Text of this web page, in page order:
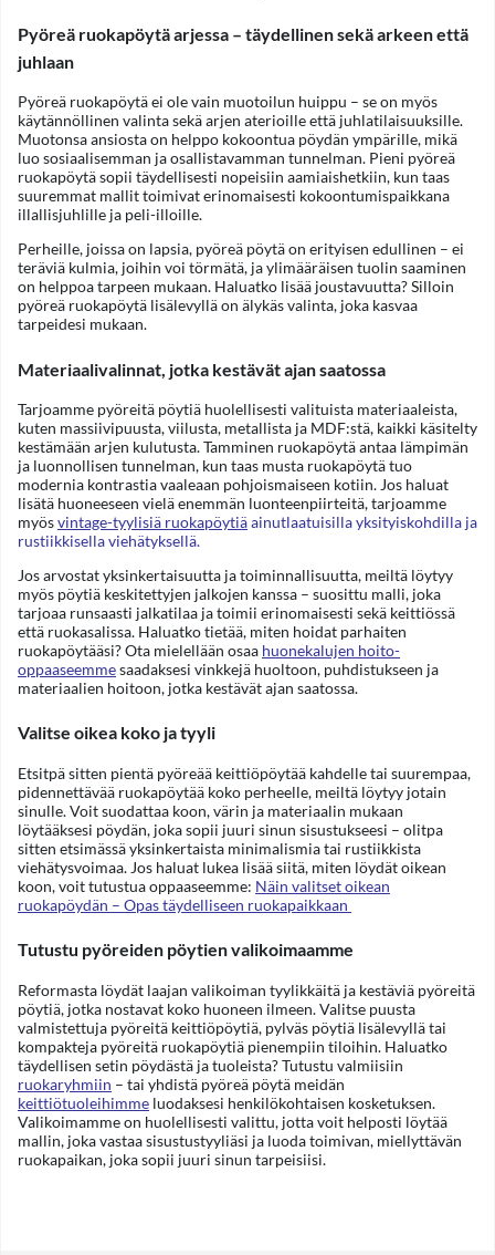
Pyöreä ruokapöytä arjessa – täydellinen sekä arkeen että
juhlaan
Pyöreä ruokapöytä ei ole vain muotoilun huippu – se on myös
käytännöllinen valinta sekä arjen aterioille että juhlatilaisuuksille.
Muotonsa ansiosta on helppo kokoontua pöydän ympärille, mikä
luo sosiaalisemman ja osallistavamman tunnelman. Pieni pyöreä
ruokapöytä sopii täydellisesti nopeisiin aamiaishetkiin, kun taas
suuremmat mallit toimivat erinomaisesti kokoontumispaikkana
illallisjuhlille ja peli-illoille.
Perheille, joissa on lapsia, pyöreä pöytä on erityisen edullinen – ei
teräviä kulmia, joihin voi törmätä, ja ylimääräisen tuolin saaminen
on helppoa tarpeen mukaan. Haluatko lisää joustavuutta? Silloin
pyöreä ruokapöytä lisälevyllä on älykäs valinta, joka kasvaa
tarpeidesi mukaan.
Materiaalivalinnat, jotka kestävät ajan saatossa
Tarjoamme pyöreitä pöytiä huolellisesti valituista materiaaleista,
kuten massiivipuusta, viilusta, metallista ja MDF:stä, kaikki käsitelty
kestämään arjen kulutusta. Tamminen ruokapöytä antaa lämpimän
ja luonnollisen tunnelman, kun taas musta ruokapöytä tuo
modernia kontrastia vaaleaan pohjoismaiseen kotiin. Jos haluat
lisätä huoneeseen vielä enemmän luonteenpiirteitä, tarjoamme
myösvintage-tyylisiä ruokapöytiäainutlaatuisilla yksityiskohdilla ja
rustiikkisella viehätyksellä.
Jos arvostat yksinkertaisuutta ja toiminnallisuutta, meiltä löytyy
myös pöytiä keskitettyjen jalkojen kanssa – suosittu malli, joka
tarjoaa runsaasti jalkatilaa ja toimii erinomaisesti sekä keittiössä
että ruokasalissa. Haluatko tietää, miten hoidat parhaiten
ruokapöytääsi? Ota mielellään osaa huonekalujen hoito-
oppaaseemmesaadaksesi vinkkejä huoltoon, puhdistukseen ja
materiaalien hoitoon, jotka kestävät ajan saatossa.
Valitse oikea koko ja tyyli
Etsitpä sitten pientä pyöreää keittiöpöytää kahdelle tai suurempaa,
pidennettävää ruokapöytää koko perheelle, meiltä löytyy jotain
sinulle. Voit suodattaa koon, värin ja materiaalin mukaan
löytääksesi pöydän, joka sopii juuri sinun sisustukseesi – olitpa
sitten etsimässä yksinkertaista minimalismia tai rustiikkista
viehätysvoimaa. Jos haluat lukea lisää siitä, miten löydät oikean
koon, voit tutustua oppaaseemme: Näin valitset oikean
ruokapöydän – Opas täydelliseen ruokapaikkaan
Tutustu pyöreiden pöytien valikoimaamme
Reformasta löydät laajan valikoiman tyylikkäitä ja kestäviä pyöreitä
pöytiä, jotka nostavat koko huoneen ilmeen.Valitse puusta
valmistettuja pyöreitä keittiöpöytiä, pylväs pöytiä lisälevyllä tai
kompakteja pyöreitä ruokapöytiä pienempiin tiloihin. Haluatko
täydellisen setin pöydästä ja tuoleista? Tutustu valmiisiin
ruokaryhmiin – tai yhdistä pyöreä pöytä meidän
keittiötuoleihimme luodaksesi henkilökohtaisen kosketuksen.
Valikoimamme on huolellisesti valittu, jotta voit helposti löytää
mallin, joka vastaa sisustustyyliäsi ja luoda toimivan, miellyttävän
ruokapaikan, joka sopii juuri sinun tarpeisiisi.